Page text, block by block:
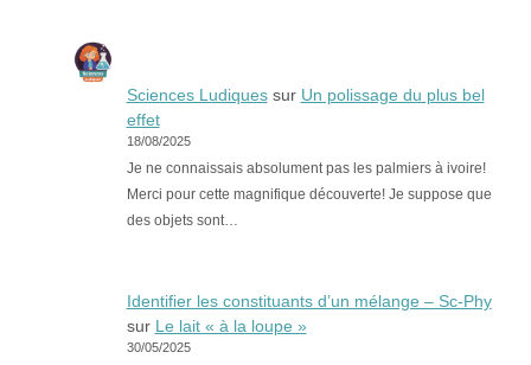
Sciences Ludiquessur Un polissage du plus bel
effet
18/08/2025
Je ne connaissais absolument pas les palmiers à ivoire!
Merci pour cette magnifique découverte! Je suppose que
des objets sont…
Identifier les constituants d’un mélange – Sc-Phy
sur Le lait « à la loupe »
30/05/2025